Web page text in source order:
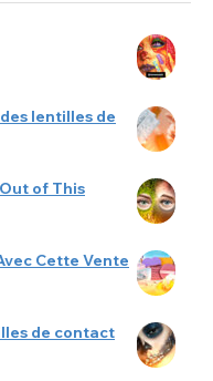
lentilles de
of This
Cette Vente
de contact